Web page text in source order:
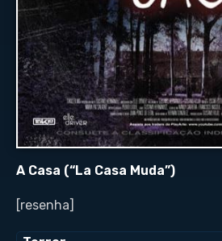
A Casa (“La Casa Muda”)
[resenha]